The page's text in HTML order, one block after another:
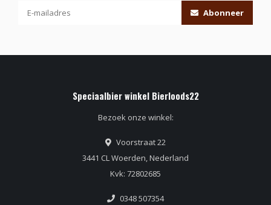
Abonneer
Speciaalbier winkel Bierloods22
Bezoek onze winkel:
Voorstraat 22
3441 CL Woerden, Nederland
Kvk: 72802685
0348 507354